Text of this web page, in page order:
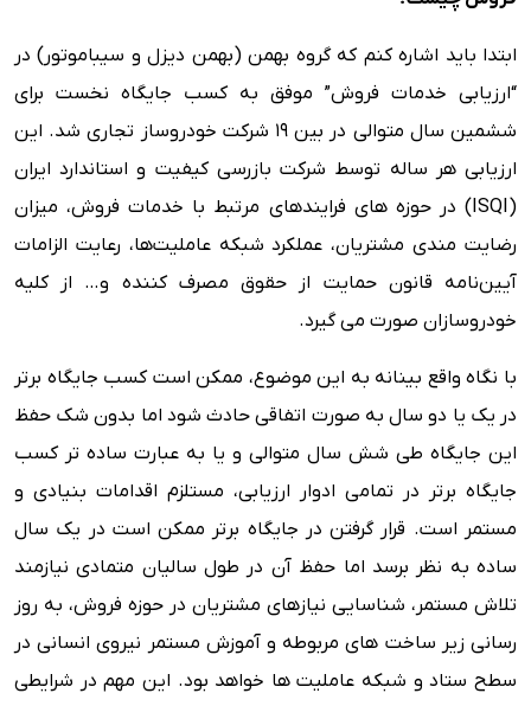
ابتدا باید اشاره کنم که گروه بهمن (بهمن دیزل و سیباموتور) در
“ارزیابی خدمات فروش” موفق به کسب جایگاه نخست برای
ششمین سال متوالی در بین 19 شرکت خودروساز تجاری شد. این
ارزیابی هر ساله توسط شرکت بازرسی کیفیت و استاندارد ایران
(ISQI) در حوزه های فرایندهای مرتبط با خدمات فروش، میزان
رضایت مندی مشتریان، عملکرد شبکه عاملیت‌ها، رعایت الزامات
آیین‌نامه قانون حمایت از حقوق مصرف کننده و… از کلیه
خودروسازان صورت می گیرد.
با نگاه واقع بینانه به این موضوع، ممکن است کسب جایگاه برتر
در یک یا دو سال به صورت اتفاقی حادث شود اما بدون شک حفظ
این جایگاه طی شش سال متوالی و یا به عبارت ساده تر کسب
جایگاه برتر در تمامی ادوار ارزیابی، مستلزم اقدامات بنیادی و
مستمر است. قرار گرفتن در جایگاه برتر ممکن است در یک سال
ساده به نظر برسد اما حفظ آن در طول سالیان متمادی نیازمند
تلاش مستمر، شناسایی نیازهای مشتریان در حوزه فروش، به روز
رسانی زیر ساخت های مربوطه و آموزش مستمر نیروی انسانی در
سطح ستاد و شبکه عاملیت ها خواهد بود. این مهم در شرایطی